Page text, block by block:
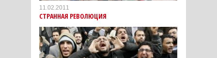
11.02.2011
СТРАННАЯ РЕВОЛЮЦИЯ